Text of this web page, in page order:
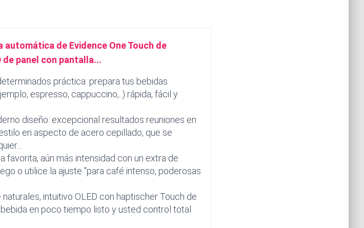
automática de Evidence One Touch de
de panel con pantalla...
práctica: prepara tus bebidas
espresso, cappuccino,..) rápida, fácil y
diseño: excepcional resultados reuniones en
en aspecto de acero cepillado, que se
favorita, aún más intensidad con un extra de
o utilice la ajuste "para café intenso, poderosas
naturales, intuitivo OLED con haptischer Touch de
en poco tiempo listo y usted control total